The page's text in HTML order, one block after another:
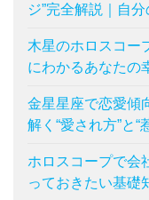
ジ”完全解説｜自
木星のホロスコー
にわかるあなたの
金星星座で恋愛傾
解く“愛され方”と“
ホロスコープで会
っておきたい基礎